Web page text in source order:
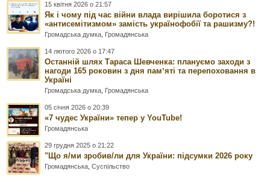
15 квітня 2026 о 21:57
Як і чому під час війни влада вирішила боротися з
«антисемітизмом» замість українофобії та рашизму?!
Громадська думка Громадянська
14 лютого 2026 о 17:47
Останній шлях Тараса Шевченка: плануємо заходи з
нагоди 165 роковин з дня памʼяті та перепоховання в
Україні
Громадська думка Громадянська
05 січня 2026 о 20:39
«7 чудес України» тепер у YouTube!
Громадянська
29 грудня 2025 о 21:22
"Що я/ми зробив/ли для України: підсумки 2026 року
Громадянська ,Суспільство